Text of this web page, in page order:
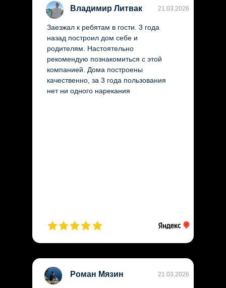
Заезжал к ребятам в гости. 3 года
назад построил дом себе и
родителям. Настоятельно
рекомендую познакомиться с этой
компанией. Дома построены
качественно, за 3 года пользования
нет ни одного нарекания
Владимир Литвак 21.03.2026
Роман Мязин 21.03.2026